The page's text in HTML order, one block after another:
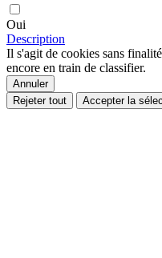
Oui
Description
Il s'agit de cookies sans
encore en train de classifier.
Annuler
Rejeter tout
Accepter la